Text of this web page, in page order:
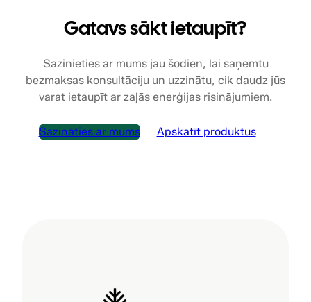
Gatavs sākt ietaupīt?
Sazinieties ar mums jau šodien, lai saņemtu
bezmaksas konsultāciju un uzzinātu, cik daudz jūs
varat ietaupīt ar zaļās enerģijas risinājumiem.
Sazināties ar mums Apskatīt produktus